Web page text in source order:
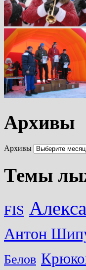
Архивы
Архивы
Темы
FIS
Антон
Белов